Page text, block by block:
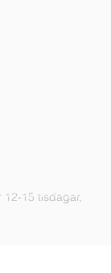
15 tisdagar,